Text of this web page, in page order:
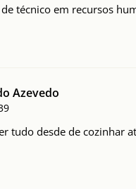
técnico em recursos
Azevedo
tudo desde de cozinhar